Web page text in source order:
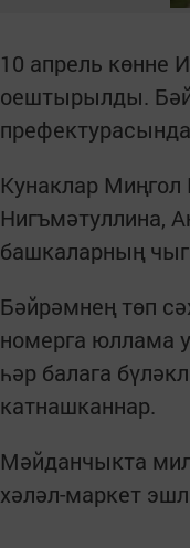
10 апрель көнне
оештырылды.
Кунаклар
Нигъмәтуллина,
башкаларның
Бәйрәмнең төп
номерга юллама
һәр балага
катнашканнар.
Мәйданчыкта
хәләл-маркет